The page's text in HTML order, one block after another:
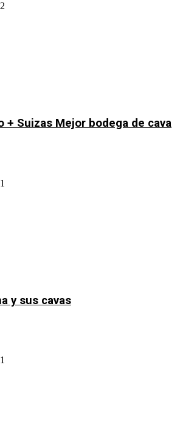
+ Suizas Mejor bodega de cava
y sus cavas